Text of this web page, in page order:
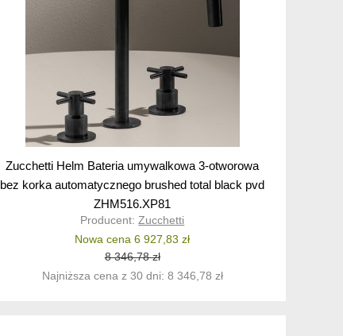
Zucchetti Helm Bateria umywalkowa 3-otworowa
bez korka automatycznego brushed total black pvd
ZHM516.XP81
Producent:Zucchetti
Nowa cena 6 927,83 zł
8 346,78 zł
Najniższa cena z 30 dni: 8 346,78 zł